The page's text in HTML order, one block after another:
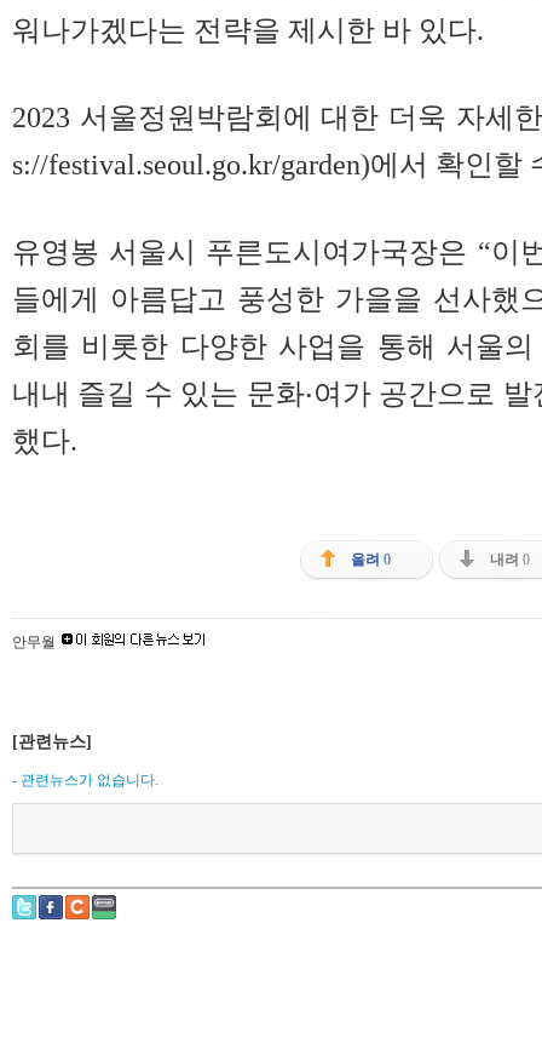
워나가겠다는 전략을 제시한 바 있다.
2023 서울정원박람회에 대한 더욱 자세
s://festival.seoul.go.kr/garden)에서 확인할
유영봉 서울시 푸른도시여가국장은 “이
들에게 아름답고 풍성한 가을을 선사했
회를 비롯한 다양한 사업을 통해 서울
내내 즐길 수 있는 문화‧여가 공간으로
했다.
올려 0 내려 0
안무월
[관련뉴스]
- 관련뉴스가 없습니다.